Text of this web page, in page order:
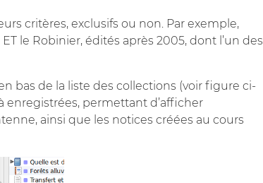
critères, exclusifs ou non. Par exemple,
le Robinier, édités après 2005, dont l’un des
bas de la liste des collections (voir figure ci-
enregistrées, permettant d’afficher
ainsi que les notices créées au cours